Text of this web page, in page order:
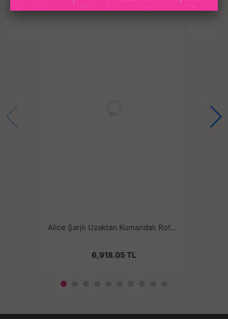
Boyut: 217*71*41mm
Alice Şarjlı Uzaktan Kumandalı Rotasyon Hareketli Çift Taraflı Strapless Strapon Vibratör
6,918.05 TL